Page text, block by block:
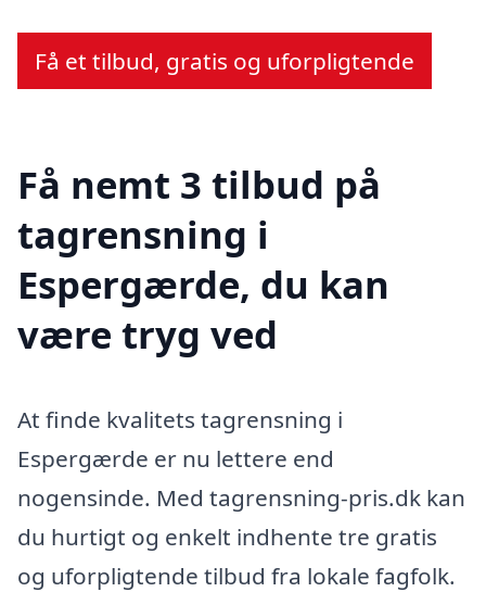
Få et tilbud, gratis og uforpligtende
Få nemt 3 tilbud på
tagrensning i
Espergærde, du kan
være tryg ved
At finde kvalitets tagrensning i
Espergærde er nu lettere end
nogensinde. Med tagrensning-pris.dk kan
du hurtigt og enkelt indhente tre gratis
og uforpligtende tilbud fra lokale fagfolk.